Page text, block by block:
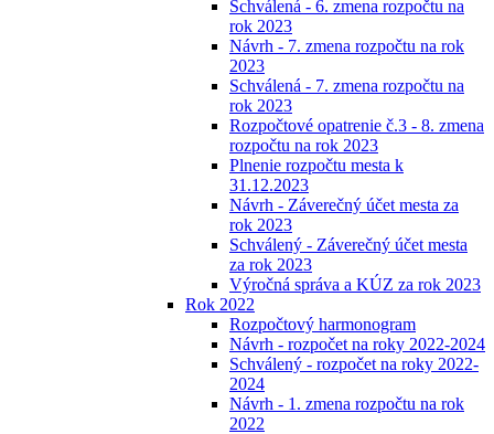
Schválená - 6. zmena rozpočtu na
rok 2023
Návrh - 7. zmena rozpočtu na rok
2023
Schválená - 7. zmena rozpočtu na
rok 2023
Rozpočtové opatrenie č.3 - 8. zmena
rozpočtu na rok 2023
Plnenie rozpočtu mesta k
31.12.2023
Návrh - Záverečný účet mesta za
rok 2023
Schválený - Záverečný účet mesta
za rok 2023
Výročná správa a KÚZ za rok 2023
Rok 2022
Rozpočtový harmonogram
Návrh - rozpočet na roky 2022-2024
Schválený - rozpočet na roky 2022-
2024
Návrh - 1. zmena rozpočtu na rok
2022